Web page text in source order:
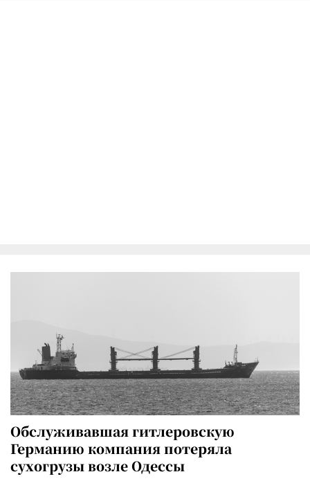
Обслуживавшая гитлеровскую
Германию компания потеряла
сухогрузы возле Одессы